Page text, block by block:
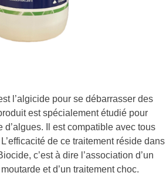
l’algicide pour se débarrasser des
est spécialement étudié pour
d’algues. Il est compatible avec tous
de ce traitement réside dans
c’est à dire l’association d’un
et d’un traitement choc.